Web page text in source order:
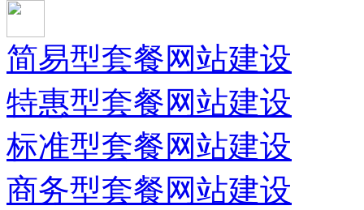
简易型套餐网站建设
特惠型套餐网站建设
标准型套餐网站建设
商务型套餐网站建设